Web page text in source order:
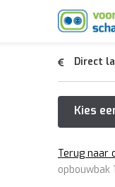
Direct
Kies
Terug naar
opbouwbak